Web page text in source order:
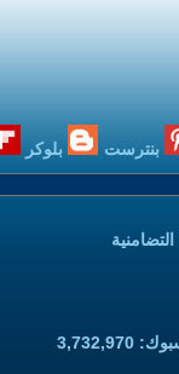
بنترست بلوكر